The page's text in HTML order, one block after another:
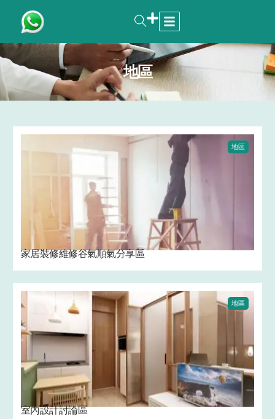
地區
地區
家居裝修維修谷氣順氣分享區
地區
室內設計討論區